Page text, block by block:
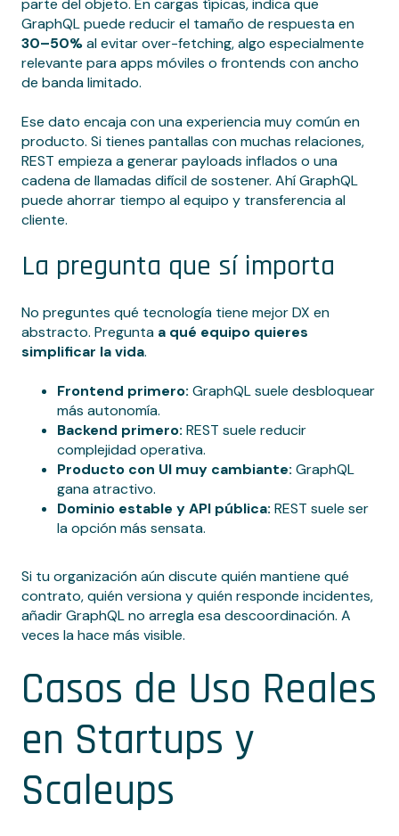
parte del objeto. En cargas típicas, indica que
GraphQL puede reducir el tamaño de respuesta en
30–50%al evitar over-fetching, algo especialmente
relevante para apps móviles o frontends con ancho
de banda limitado.
Ese dato encaja con una experiencia muy común en
producto. Si tienes pantallas con muchas relaciones,
REST empieza a generar payloads inflados o una
cadena de llamadas difícil de sostener. Ahí GraphQL
puede ahorrar tiempo al equipo y transferencia al
cliente.
La pregunta que sí importa
No preguntes qué tecnología tiene mejor DX en
abstracto. Pregunta a qué equipo quieres
simplificar la vida.
Frontend primero: GraphQL suele desbloquear
más autonomía.
Backend primero: REST suele reducir
complejidad operativa.
Producto con UI muy cambiante: GraphQL
gana atractivo.
Dominio estable y API pública: REST suele ser
la opción más sensata.
Si tu organización aún discute quién mantiene qué
contrato, quién versiona y quién responde incidentes,
añadir GraphQL no arregla esa descoordinación. A
veces la hace más visible.
Casos de Uso Reales
en Startups y
Scaleups